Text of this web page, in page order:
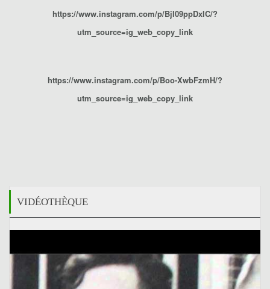
https://www.instagram.com/p/BjI09ppDxIC/?
utm_source=ig_web_copy_link
https://www.instagram.com/p/Boo-XwbFzmH/?
utm_source=ig_web_copy_link
VIDÉOTHÈQUE